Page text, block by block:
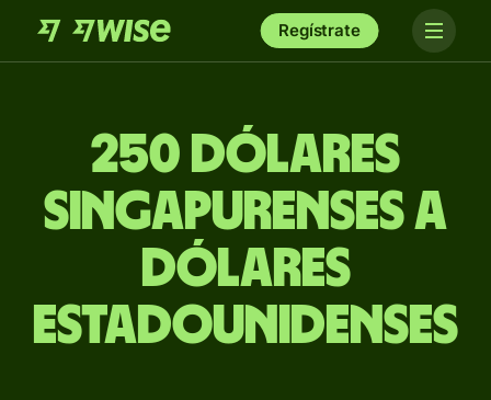
Regístrate
250 dólares
singapurenses a
dólares
estadounidenses